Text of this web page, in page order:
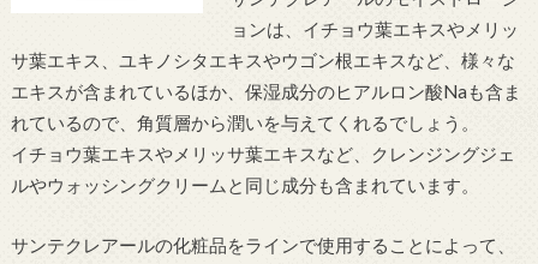
ョンは、イチョウ葉エキスやメリッ
サ葉エキス、ユキノシタエキスやウゴン根エキスなど、様々な
エキスが含まれているほか、保湿成分のヒアルロン酸Naも含ま
れているので、角質層から潤いを与えてくれるでしょう。
イチョウ葉エキスやメリッサ葉エキスなど、クレンジングジェ
ルやウォッシングクリームと同じ成分も含まれています。
サンテクレアールの化粧品をラインで使用することによって、